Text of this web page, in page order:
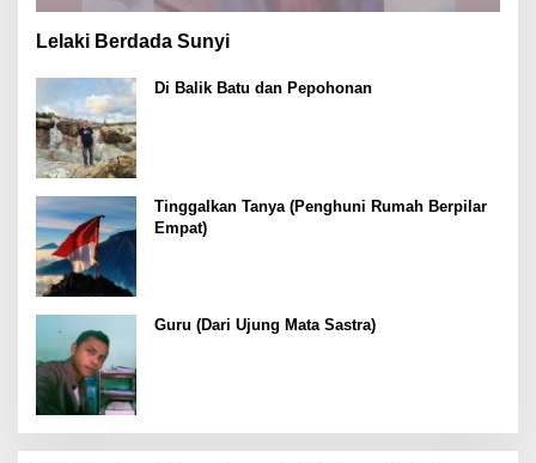
Lelaki Berdada Sunyi
Di Balik Batu dan Pepohonan
Tinggalkan Tanya (Penghuni Rumah Berpilar
Empat)
Guru (Dari Ujung Mata Sastra)